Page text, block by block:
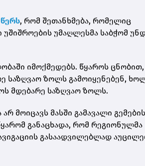
წერს, რომ შეთანხმება, რომელიც
უმაღლესმა საბჭომ
იმოქმედებს. წყაროს ცნობით,
საზღვაო ზოლს გამოიყენებენ,
მდებარე საზღვაო ზოლს.
მოიცავს მასში გამავალი
განაცხადა, რომ რეგიონულმა
გასაადვილებლად